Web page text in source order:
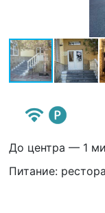
До центра — 1
Питание: